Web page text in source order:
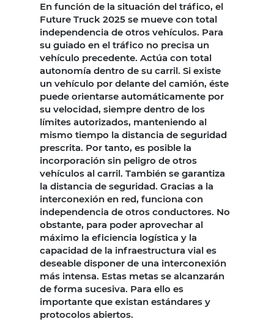
En función de la situación del tráfico, el
Future Truck 2025 se mueve con total
independencia de otros vehículos. Para
su guiado en el tráfico no precisa un
vehículo precedente. Actúa con total
autonomía dentro de su carril. Si existe
un vehículo por delante del camión, éste
puede orientarse automáticamente por
su velocidad, siempre dentro de los
límites autorizados, manteniendo al
mismo tiempo la distancia de seguridad
prescrita. Por tanto, es posible la
incorporación sin peligro de otros
vehículos al carril. También se garantiza
la distancia de seguridad. Gracias a la
interconexión en red, funciona con
independencia de otros conductores. No
obstante, para poder aprovechar al
máximo la eficiencia logística y la
capacidad de la infraestructura vial es
deseable disponer de una interconexión
más intensa. Estas metas se alcanzarán
de forma sucesiva. Para ello es
importante que existan estándares y
protocolos abiertos.